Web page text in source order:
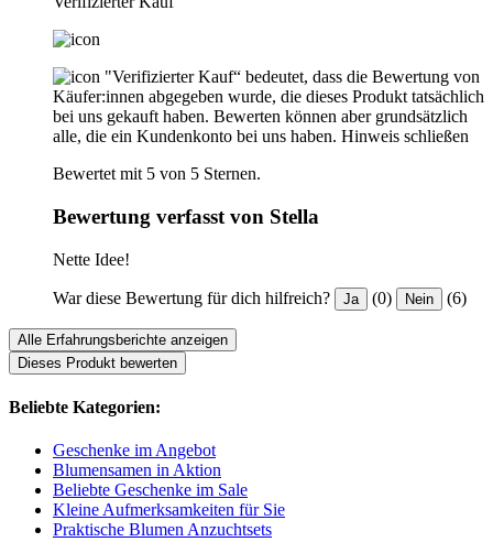
"Verifizierter Kauf“ bedeutet, dass die Bewertung von
Käufer:innen abgegeben wurde, die dieses Produkt tatsächlich
bei uns gekauft haben. Bewerten können aber grundsätzlich
alle, die ein Kundenkonto bei uns haben. Hinweis schließen
Bewertet mit 5 von 5 Sternen.
Bewertung verfasst von Stella
Nette Idee!
War diese Bewertung für dich hilfreich? Ja (0) Nein (6)
Alle Erfahrungsberichte anzeigen
Dieses Produkt bewerten
Beliebte Kategorien:
Geschenke im Angebot
Blumensamen in Aktion
Beliebte Geschenke im Sale
Kleine Aufmerksamkeiten für Sie
Praktische Blumen Anzuchtsets